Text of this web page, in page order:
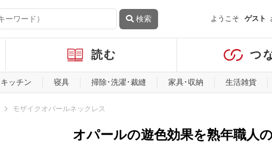
検索 ようこそ ゲスト
読む つ
キッチン 寝具 掃除･洗濯･裁縫 家具･収納 生活雑貨
モザイクオパールネックレス
オパールの遊色効果を熟年職人